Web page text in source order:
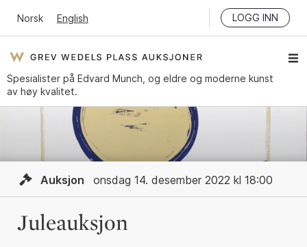
Norsk English LOGG INN
Spesialister på Edvard Munch, og eldre og moderne kunst
av høy kvalitet.
Auksjon onsdag 14. desember 2022 kl 18:00
Juleauksjon